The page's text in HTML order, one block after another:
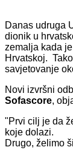
Danas udruga
dionik u
zemalja kada
Hrvatskoj.
savjetovanje
Novi izvršni
Sofascore,
"Prvi cilj je da
koje dolazi.
Drugo, želimo